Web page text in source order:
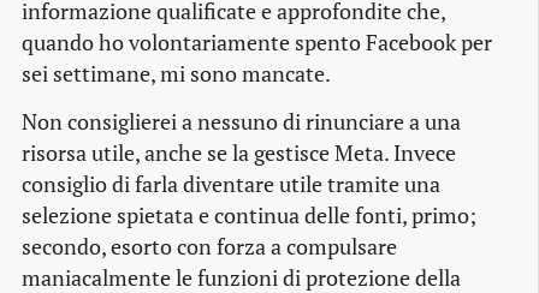
informazione qualificate e approfondite che,
quando ho volontariamente spento Facebook per
sei settimane, mi sono mancate.
Non consiglierei a nessuno di rinunciare a una
risorsa utile, anche se la gestisce Meta. Invece
consiglio di farla diventare utile tramite una
selezione spietata e continua delle fonti, primo;
secondo, esorto con forza a compulsare
maniacalmente le funzioni di protezione della